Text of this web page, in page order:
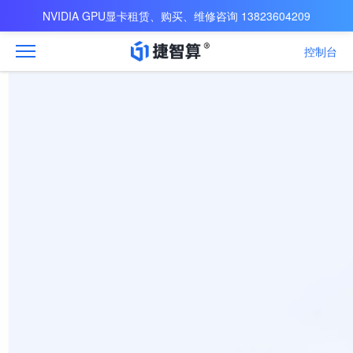
NVIDIA GPU显卡租赁、购买、维修咨询 13823604209
控制台